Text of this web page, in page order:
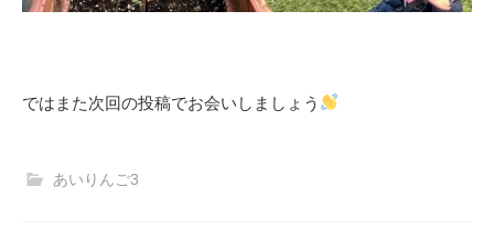
ではまた次回の投稿でお会いしましょう
あいりんご3